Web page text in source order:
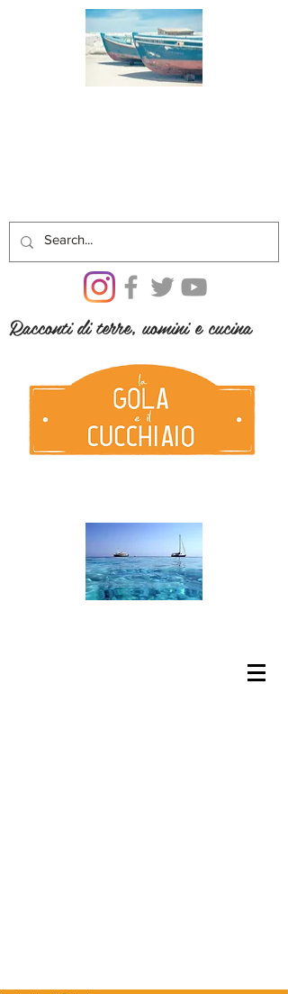
Racconti di terre, uomini e cucina